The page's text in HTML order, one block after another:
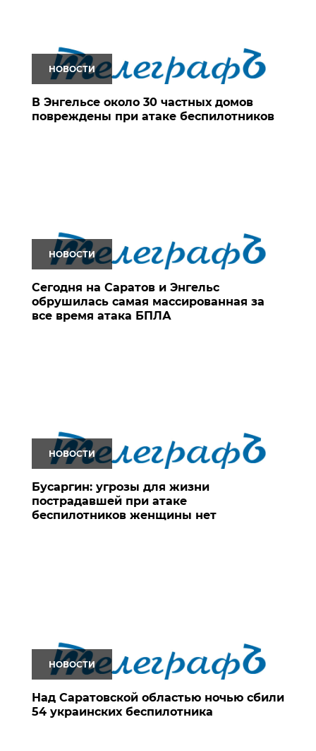
НОВОСТИ
В Энгельсе около 30 частных домов
повреждены при атаке беспилотников
НОВОСТИ
Сегодня на Саратов и Энгельс
обрушилась самая массированная за
все время атака БПЛА
НОВОСТИ
Бусаргин: угрозы для жизни
пострадавшей при атаке
беспилотников женщины нет
НОВОСТИ
Над Саратовской областью ночью сбили
54 украинских беспилотника